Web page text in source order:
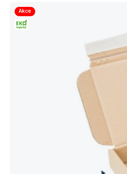
Akce